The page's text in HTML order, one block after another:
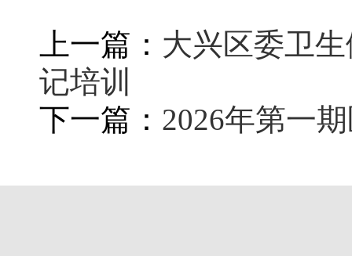
上一篇： 大兴区委卫
记培训
下一篇： 2026年第一